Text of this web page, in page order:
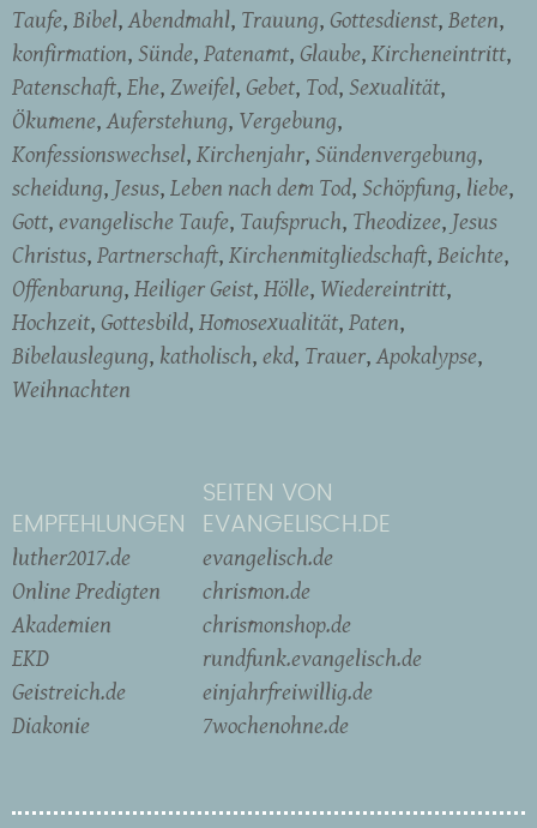
Taufe Bibel Abendmahl Trauung Gottesdienst Beten
konfirmation Sünde Patenamt Glaube Kircheneintritt
Patenschaft Ehe Zweifel Gebet Tod Sexualität
Ökumene Auferstehung Vergebung
Konfessionswechsel Kirchenjahr Sündenvergebung
scheidung Jesus Leben nach dem Tod Schöpfung liebe
Gott evangelische Taufe Taufspruch Theodizee Jesus
Christus Partnerschaft Kirchenmitgliedschaft Beichte
Offenbarung Heiliger Geist Hölle Wiedereintritt
Hochzeit Gottesbild Homosexualität Paten
Bibelauslegung katholisch ekd Trauer Apokalypse
Weihnachten
EMPFEHLUNGEN
luther2017.de
Online Predigten
Akademien
EKD
Geistreich.de
Diakonie
SEITEN VON
EVANGELISCH.DE
evangelisch.de
chrismon.de
chrismonshop.de
rundfunk.evangelisch.de
einjahrfreiwillig.de
7wochenohne.de